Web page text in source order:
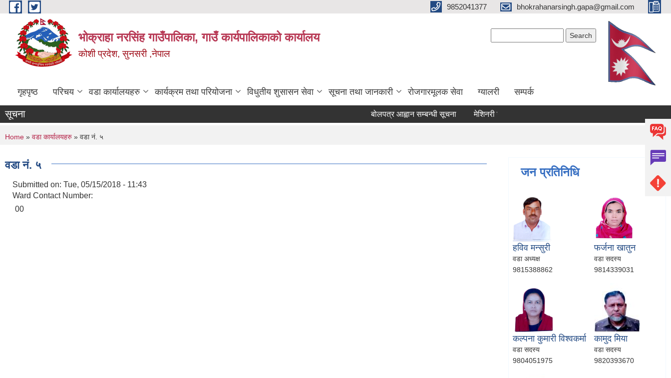
Skip to main content 9852041377 bhokrahanarsingh.gapa@gmail.com
भोक्राहा नरसिंह गाउँपालिका, गाउँ कार्यपालिकाको कार्यालय
कोशी प्रदेश, सुनसरी ,नेपाल
गृहपृष्ठ परिचय वडा कार्यालयहरु कार्यक्रम तथा परियोजना विधुतीय शुसासन सेवा सूचना तथा जानकारी रोजगारमूलक सेवा ग्यालरी सम्पर्क
सूचना बोलपत्र आह्वान सम्बन्धी सूचना मेशिनरी उपकरण भाडामा लिने कार्य सम्बन्धी सूचना
You are here
Home » वडा कार्यालयहरु » वडा नं. ५
वडा नं. ५
Submitted on: Tue, 05/15/2018 - 11:43
Ward Contact Number:
00
जन प्रतिनिधि
हविव मन्सुरी
वडा अध्यक्ष
9815388862
फर्जना खातुन
वडा सदस्य
9814339031
कल्पना कुमारी विश्वकर्मा
वडा सदस्य
9804051975
कामुद मिया
वडा सदस्य
9820393670